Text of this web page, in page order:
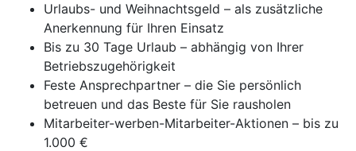
Urlaubs- und Weihnachtsgeld – als zusätzliche
Anerkennung für Ihren Einsatz
Bis zu 30 Tage Urlaub – abhängig von Ihrer
Betriebszugehörigkeit
Feste Ansprechpartner – die Sie persönlich
betreuen und das Beste für Sie rausholen
Mitarbeiter-werben-Mitarbeiter-Aktionen – bis zu
1.000 €